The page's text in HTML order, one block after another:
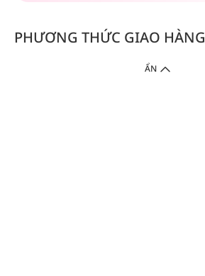
PHƯƠNG THỨC GIAO HÀNG
ẨN